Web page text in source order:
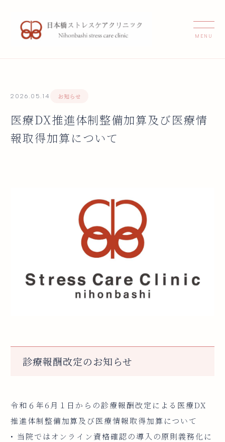
2026.05.14 お知らせ
医療DX推進体制整備加算及び医療情
報取得加算について
診療報酬改定のお知らせ
令和６年6月１日からの診療報酬改定による医療DX
推進体制整備加算及び医療情報取得加算について
• 当院ではオンライン資格確認の導入の原則義務化に